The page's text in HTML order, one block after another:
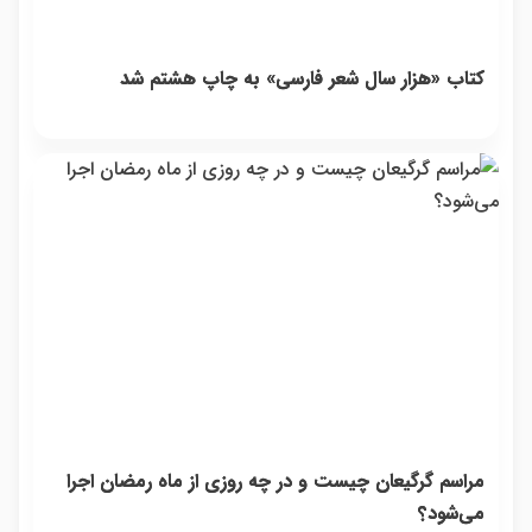
کتاب «هزار سال شعر فارسی» به چاپ هشتم شد
مراسم گرگیعان چیست و در چه روزی از ماه رمضان اجرا
می‌شود؟